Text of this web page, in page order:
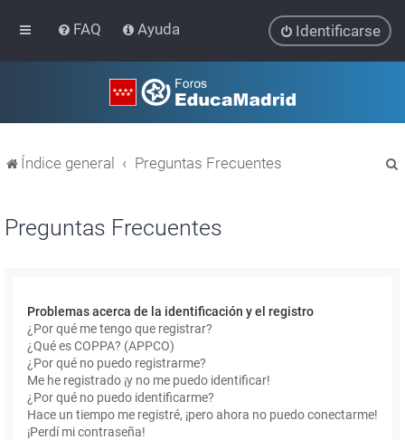
FAQ Ayuda Identificarse
Índice general Preguntas Frecuentes
Preguntas Frecuentes
Problemas acerca de la identificación y el registro
¿Por qué me tengo que registrar?
¿Qué es COPPA? (APPCO)
¿Por qué no puedo registrarme?
Me he registrado ¡y no me puedo identificar!
¿Por qué no puedo identificarme?
Hace un tiempo me registré, ¡pero ahora no puedo conectarme!
¡Perdí mi contraseña!